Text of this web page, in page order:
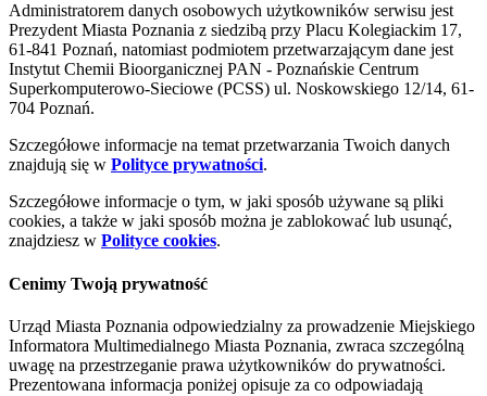
Administratorem danych osobowych użytkowników serwisu jest
Prezydent Miasta Poznania z siedzibą przy Placu Kolegiackim 17,
61-841 Poznań, natomiast podmiotem przetwarzającym dane jest
Instytut Chemii Bioorganicznej PAN - Poznańskie Centrum
Superkomputerowo-Sieciowe (PCSS) ul. Noskowskiego 12/14, 61-
704 Poznań.
Szczegółowe informacje na temat przetwarzania Twoich danych
znajdują się w Polityce prywatności.
Szczegółowe informacje o tym, w jaki sposób używane są pliki
cookies, a także w jaki sposób można je zablokować lub usunąć,
znajdziesz w Polityce cookies.
Cenimy Twoją prywatność
Urząd Miasta Poznania odpowiedzialny za prowadzenie Miejskiego
Informatora Multimedialnego Miasta Poznania, zwraca szczególną
uwagę na przestrzeganie prawa użytkowników do prywatności.
Prezentowana informacja poniżej opisuje za co odpowiadają